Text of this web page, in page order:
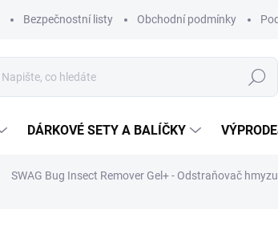
Bezpečnostní listy Obchodní podmínky
Hledat
DÁRKOVÉ SETY A BALÍČKY
SWAG Bug Insect Remover Gel+ - Odstraňovač